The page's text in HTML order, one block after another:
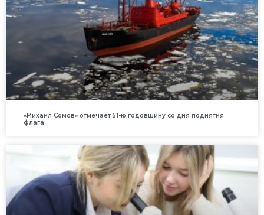
«Михаил Сомов» отмечает 51-ю годовщину со дня поднятия
флага